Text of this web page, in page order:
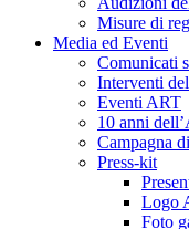
Misure di
Media ed Eventi
Comunicati
Interventi
Eventi ART
10 anni
Campagna
Press-kit
Logo
Foto